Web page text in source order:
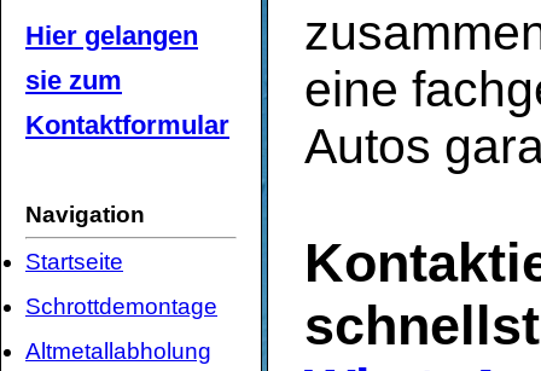
Hier gelangen
sie zum
Kontaktformular
Navigation
Startseite
Schrottdemontage
Altmetallabholung
eine
Autos